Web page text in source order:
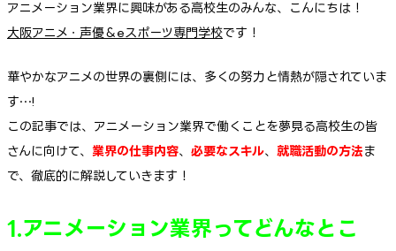
アニメーション業界に興味がある高校生のみんな、こんにちは！
大阪アニメ・声優＆eスポーツ専門学校です！
華やかなアニメの世界の裏側には、多くの努力と情熱が隠されていま
す…!
この記事では、アニメーション業界で働くことを夢見る高校生の皆
さんに向けて、 業界の仕事内容、 必要なスキル、 就職活動の方法 ま
で、徹底的に解説していきます！
1.アニメーション業界ってどんなとこ